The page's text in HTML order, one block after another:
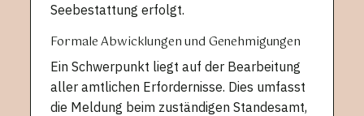
Seebestattung erfolgt.
Formale Abwicklungen und Genehmigungen
Ein Schwerpunkt liegt auf der Bearbeitung
aller amtlichen Erfordernisse. Dies umfasst
die Meldung beim zuständigen Standesamt,